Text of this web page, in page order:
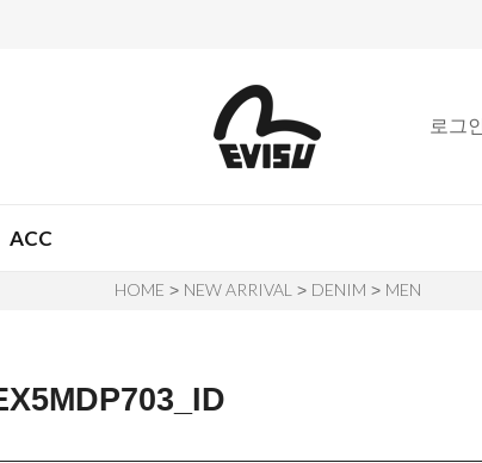
로그인
ACC
HOME > NEW ARRIVAL > DENIM > MEN